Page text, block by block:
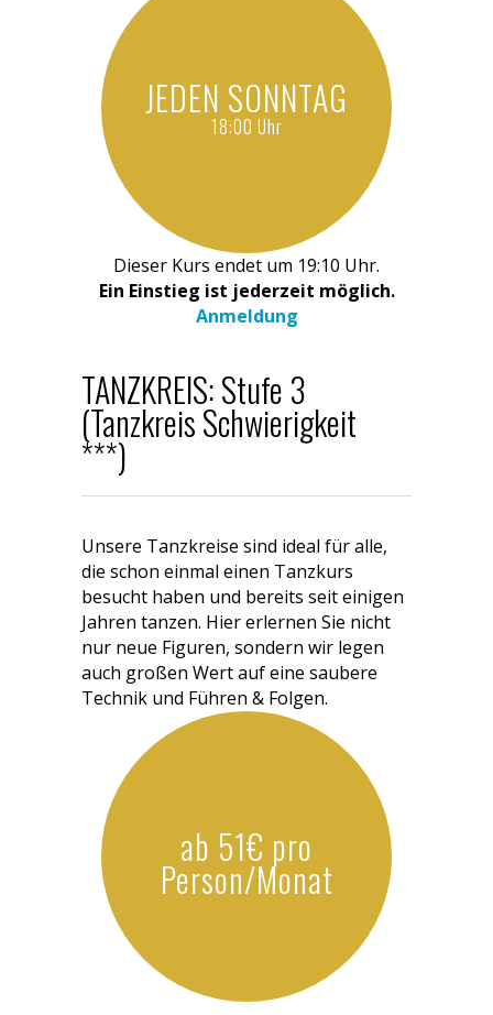
JEDEN SONNTAG
18:00 Uhr
Dieser Kurs endet um 19:10 Uhr.
Ein Einstieg ist jederzeit möglich.
Anmeldung
TANZKREIS: Stufe 3
(Tanzkreis Schwierigkeit
***)
Unsere Tanzkreise sind ideal für alle,
die schon einmal einen Tanzkurs
besucht haben und bereits seit einigen
Jahren tanzen. Hier erlernen Sie nicht
nur neue Figuren, sondern wir legen
auch großen Wert auf eine saubere
Technik und Führen & Folgen.
ab 51€ pro
Person/Monat